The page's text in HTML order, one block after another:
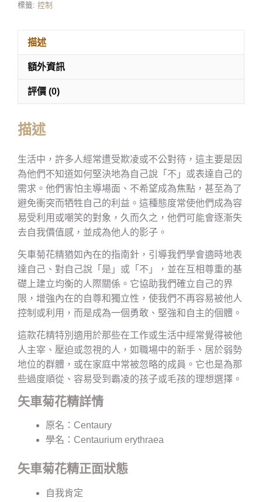
標籤: 控制
描述
額外資訊
評價 (0)
描述
生活中，許多人經常遭受欺凌或不公對待，這主要是因
為他們不知道如何堅決地為自己說「不」或表達自己的
需求。他們害怕主導場面、不希望成為焦點，甚至為了
避免衝突而牺牲自己的利益。這種態度常使他們成為容
易受利用或嘲笑的對象，久而久之，他們可能會逐漸失
去自我價值感，並成為他人的影子。
矢車菊花精猶如內在的指南針，引導我們學會適時地表
達自己、對自己說「是」或「不」，並在互相尊重的基
礎上建立均衡的人際關係。它協助我們確立自己的界
限，增強內在的自尊和獨立性，使我們不再容易被他人
控制或利用，而是成為一個勇敢、堅強和自主的個體。
這款花精特別適用於那些在工作或生活中經常覺得被他
人主宰、壓迫或忽視的人，如職場中的新手、居於弱勢
地位的群體，或在家庭中常被忽略的成員。它也是為那
些過度順從、容易受到霸凌的孩子或毛孩的理想選擇。
矢車菊花精詳情
原名：Centaury
學名：Centaurium erythraea
矢車菊花精正面狀態
自我肯定